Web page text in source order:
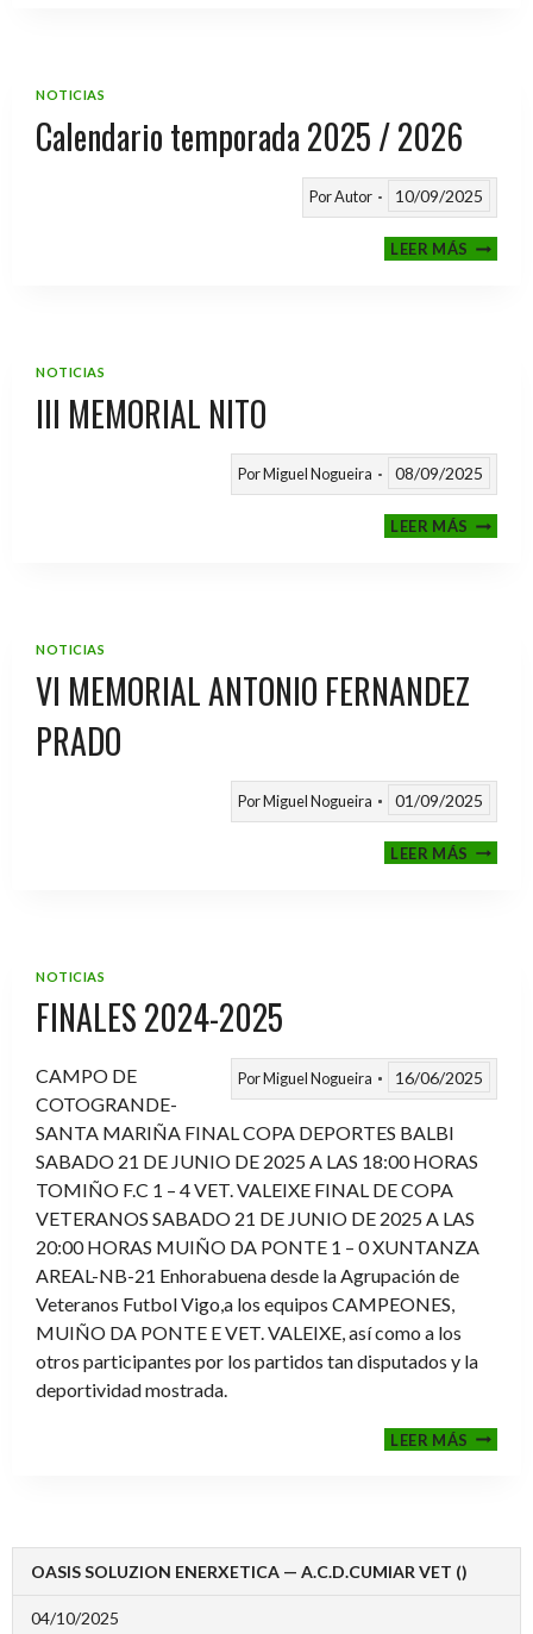
NOTICIAS
Calendario temporada 2025 / 2026
PorAutor 10/09/2025
LEER MÁS
NOTICIAS
III MEMORIAL NITO
PorMiguel Nogueira 08/09/2025
LEER MÁSIII
NOTICIAS
VI MEMORIAL ANTONIO FERNANDEZ
PRADO
PorMiguel Nogueira 01/09/2025
LEER MÁSVI
NOTICIAS
FINALES 2024-2025
PorMiguel Nogueira 16/06/2025
CAMPO DE
COTOGRANDE-
SANTA MARIÑA FINAL COPA DEPORTES BALBI
SABADO 21 DE JUNIO DE 2025 A LAS 18:00 HORAS
TOMIÑO F.C 1 – 4 VET. VALEIXE FINAL DE COPA
VETERANOS SABADO 21 DE JUNIO DE 2025 A LAS
20:00 HORAS MUIÑO DA PONTE 1 – 0 XUNTANZA
AREAL-NB-21 Enhorabuena desde la Agrupación de
Veteranos Futbol Vigo,a los equipos CAMPEONES,
MUIÑO DA PONTE E VET. VALEIXE, así como a los
otros participantes por los partidos tan disputados y la
deportividad mostrada.
LEER MÁS
2024-
OASIS SOLUZION ENERXETICA — A.C.D.CUMIAR VET ()
04/10/2025